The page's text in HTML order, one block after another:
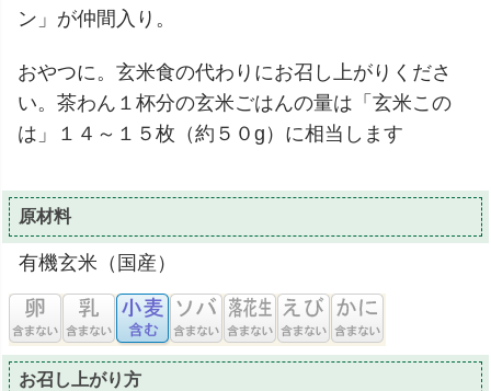
ン」が仲間入り。
おやつに。玄米食の代わりにお召し上がりくださ
い。茶わん１杯分の玄米ごはんの量は「玄米この
は」１４～１５枚（約５０g）に相当します
原材料
有機玄米（国産）
お召し上がり方